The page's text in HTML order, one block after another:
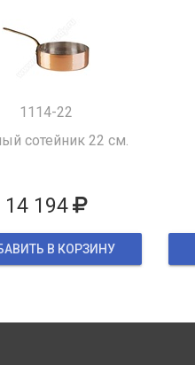
1114-22
сотейник 22 см.
14 194
В КОРЗИНУ